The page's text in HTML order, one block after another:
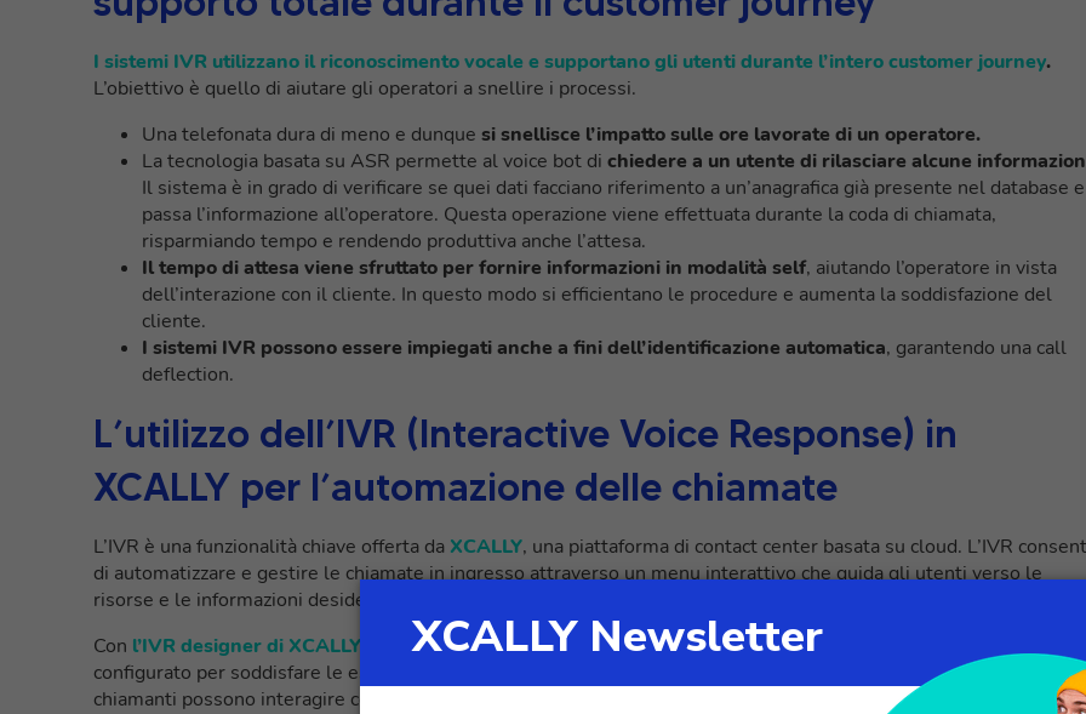
I sistemi IVR utilizzano il riconoscimento vocale e supportano gli utenti durante l’intero customer journey.
L’obiettivo è quello di aiutare gli operatori a snellire i processi.
Una telefonata dura di meno e dunque si snellisce l’impatto sulle ore lavorate di un operatore.
La tecnologia basata su ASR permette al voice bot di chiedere a un utente di rilasciare alcune
Il sistema è in grado di verificare se quei dati facciano riferimento a un’anagrafica già presente nel database e
passa l’informazione all’operatore. Questa operazione viene effettuata durante la coda di chiamata,
risparmiando tempo e rendendo produttiva anche l’attesa.
Il tempo di attesa viene sfruttato per fornire informazioni in modalità self, aiutando l’operatore in vista
dell’interazione con il cliente. In questo modo si efficientano le procedure e aumenta la soddisfazione del
cliente.
I sistemi IVR possono essere impiegati anche a fini dell’identificazione automatica, garantendo una call
deflection.
L’utilizzo dell’IVR (Interactive Voice Response) in
XCALLY per l’automazione delle chiamate
L’IVR è una funzionalità chiave offerta da XCALLY, una piattaforma di contact center basata su cloud. L’IVR
di automatizzare e gestire le chiamate in ingresso attraverso un menu interattivo che guida gli utenti verso le
risorse e le informazioni desiderate.
Con l’IVR designer di XCALLY , le chiamate in arrivo vengono indirizzate a un menu personalizzato, che può
configurato per soddisfare le esigenze specifiche dell’azienda. Attraverso prompt vocali o selezioni numeriche, i
chiamanti possono interagire con il sistema e selezionare le opzioni desiderate.